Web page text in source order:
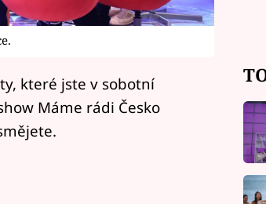
které jste v sobotní
Máme rádi Česko